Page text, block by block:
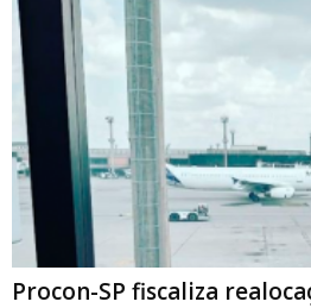
Procon-SP fiscaliza